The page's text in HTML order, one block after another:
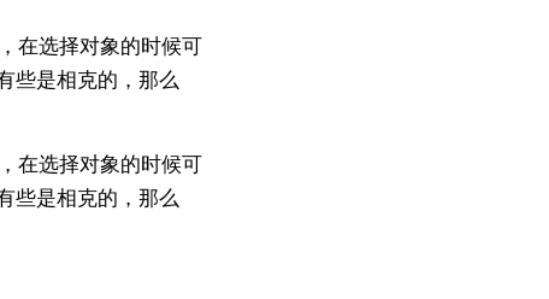
在选择对象的时候可
些是相克的，那么
在选择对象的时候可
些是相克的，那么